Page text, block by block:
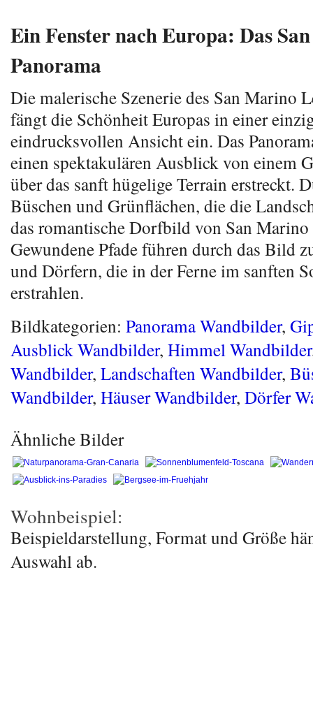
Ein Fenster nach Europa: Das
Panorama
Die malerische Szenerie des San Marino
fängt die Schönheit Europas in einer
eindrucksvollen Ansicht ein. Das
einen spektakulären Ausblick von einem
über das sanft hügelige Terrain erstreckt.
Büschen und Grünflächen, die die
das romantische Dorfbild von San Marino
Gewundene Pfade führen durch das Bild
und Dörfern, die in der Ferne im sanften
erstrahlen.
Bildkategorien: Panorama Wandbilder,
Ausblick Wandbilder, Himmel Wandbilder
Wandbilder, Landschaften Wandbilder,
Wandbilder, Häuser Wandbilder, Dörfer
Ähnliche Bilder
Wohnbeispiel:
Beispieldarstellung, Format und Größe
Auswahl ab.